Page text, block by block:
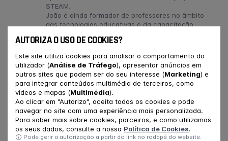
AUTORIZA O USO DE COOKIES?
Este site utiliza cookies para analisar o comportamento do
utilizador (Análise de Tráfego), apresentar anúncios em
outros sites que podem ser do seu interesse (Marketing) e
para integrar conteúdos multimédia de terceiros, como
vídeos e mapas (Multimédia).
Ao clicar em "Autorizo", aceita todos os cookies e pode
navegar no site com uma experiência mais personalizada.
Para saber mais sobre cookies, parceiros, e como utilizamos
os seus dados, consulte a nossa Política de Cookies.
Pode gerir a autorização a partir do link no rodapé do website.
STEAM.
João é ainda formador de professores no âmbito
das tecnologias educativas e da capacitação
outros a proporcionar experiências de ensino e de
que partilhamos. Inquieto e irreverente, numa
incessante procura de equilíbrios e animado por
transformações sociais, científicas e tecnológicas,
segue aprendendo e ensinando.
SOBRE O WORKSHOP